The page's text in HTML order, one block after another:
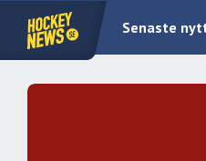
Senaste